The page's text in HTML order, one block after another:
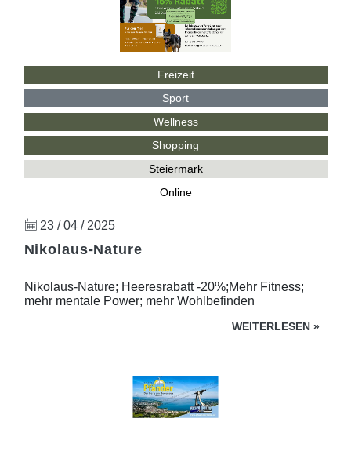
Freizeit
Sport
Wellness
Shopping
Steiermark
Online
23 / 04 / 2025
Nikolaus-Nature
Nikolaus-Nature; Heeresrabatt -20%;Mehr Fitness;
mehr mentale Power; mehr Wohlbefinden
WEITERLESEN »